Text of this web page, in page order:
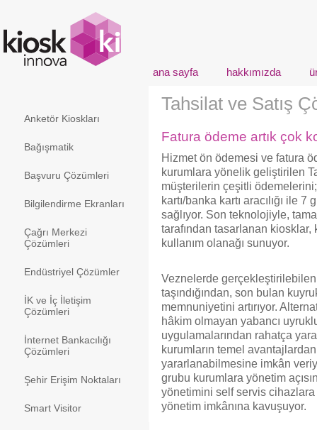
ana sayfa hakkımızda
Anketör Kioskları
Bağışmatik
Başvuru Çözümleri
Bilgilendirme Ekranları
Çağrı Merkezi
Çözümleri
Endüstriyel Çözümler
İK ve İç İletişim
Çözümleri
İnternet Bankacılığı
Çözümleri
Şehir Erişim Noktaları
Smart Visitor
Tahsilat ve Satış
Fatura ödeme artık çok
Hizmet ön ödemesi ve fatura
kurumlara yönelik geliştirilen
müşterilerin çeşitli
kartı/banka kartı aracılığı ile
sağlıyor. Son teknolojiyle,
tarafından tasarlanan kiosklar,
kullanım olanağı sunuyor.
Veznelerde
taşındığından, son bulan
memnuniyetini artırıyor.
hâkim olmayan yabancı
uygulamalarından rahatça
kurumların temel
yararlanabilmesine imkân
grubu kurumlara yönetim
yönetimini self servis
yönetim imkânına kavuşuyor.